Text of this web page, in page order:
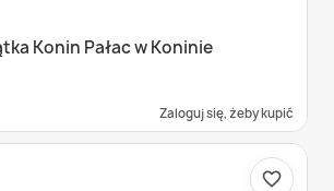
Konin Pałac w Koninie
Zaloguj się, żeby kupić
favorite_border